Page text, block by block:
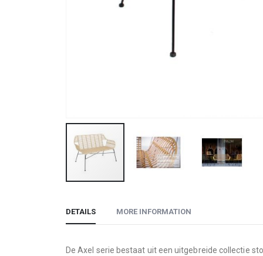
the
of
DETAILS
De Axel serie bestaat uit een uitgebreide collectie
MORE INFORMATION